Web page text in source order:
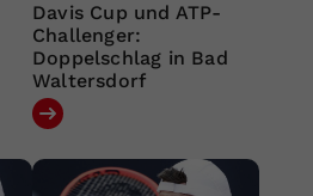
Davis Cup und ATP-
Challenger:
Doppelschlag in Bad
Waltersdorf